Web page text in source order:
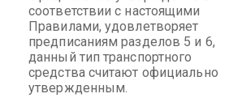
соответствии с настоящими
Правилами, удовлетворяет
предписаниям разделов 5 и 6,
данный тип транспортного
средства считают официально
утвержденным.